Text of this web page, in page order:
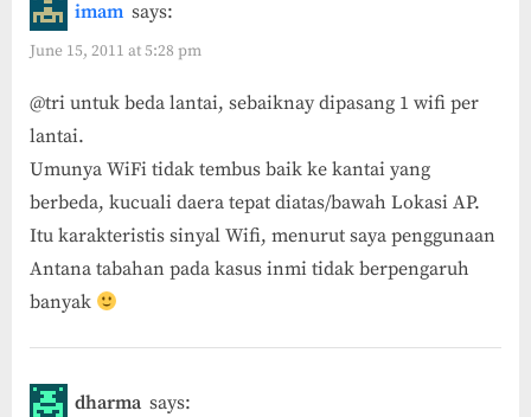
imam says:
June 15, 2011 at 5:28 pm
@tri untuk beda lantai, sebaiknay dipasang 1 wifi per
lantai.
Umunya WiFi tidak tembus baik ke kantai yang
berbeda, kucuali daera tepat diatas/bawah Lokasi AP.
Itu karakteristis sinyal Wifi, menurut saya penggunaan
Antana tabahan pada kasus inmi tidak berpengaruh
banyak
dharma says: